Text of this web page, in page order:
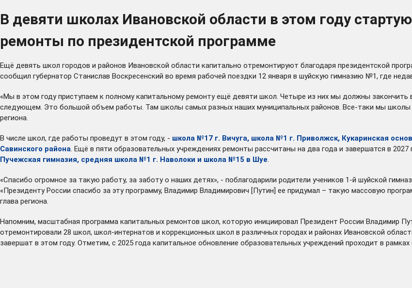
В девяти школах Ивановской области в этом году
ремонты по президентской программе
Ещё девять школ городов и районов Ивановской области капитально отремонтируют благодаря президентской
сообщил губернатор Станислав Воскресенский во время рабочей поездки 12 января в шуйскую гимназию №1, где
«Мы в этом году приступаем к полному капитальному ремонту ещё девяти школ. Четыре из них мы должны закончить
следующем. Это большой объем работы. Там школы самых разных наших муниципальных районов. Все-таки мы школы
региона.
В числе школ, где работы проведут в этом году, - школа №17 г. Вичуга, школа №1 г. Приволжск, Кукаринская
Савинского района . Ещё в пяти образовательных учреждениях ремонты рассчитаны на два года и завершатся в 2027
Пучежская гимназия, средняя школа №1 г. Наволоки и школа №15 в Шуе
«Спасибо огромное за такую работу, за заботу о наших детях», - поблагодарили родители учеников 1-й шуйской
«Президенту России спасибо за эту программу, Владимир Владимирович [Путин] ее придумал – такую массовую
глава региона.
Напомним, масштабная программа капитальных ремонтов школ, которую инициировал Президент России Владимир
отремонтировали 28 школ, школ-интернатов и коррекционных школ в различных городах и районах Ивановской
завершат в этом году. Отметим, с 2025 года капитальное обновление образовательных учреждений проходит в